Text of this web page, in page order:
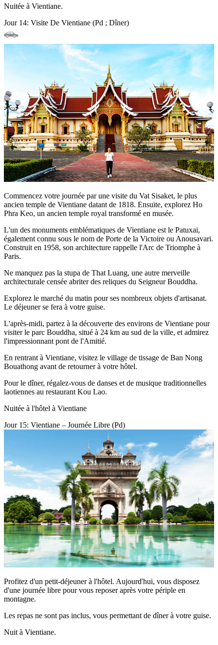
Nuitée à Vientiane.
Jour 14: Visite De Vientiane (Pd ; Dîner)
Commencez votre journée par une visite du Vat Sisaket, le plus
ancien temple de Vientiane datant de 1818. Ensuite, explorez Ho
Phra Keo, un ancien temple royal transformé en musée.
L'un des monuments emblématiques de Vientiane est le Patuxai,
également connu sous le nom de Porte de la Victoire ou Anousavari.
Construit en 1958, son architecture rappelle l'Arc de Triomphe à
Paris.
Ne manquez pas la stupa de That Luang, une autre merveille
architecturale censée abriter des reliques du Seigneur Bouddha.
Explorez le marché du matin pour ses nombreux objets d'artisanat.
Le déjeuner se fera à votre guise.
L'après-midi, partez à la découverte des environs de Vientiane pour
visiter le parc Bouddha, situé à 24 km au sud de la ville, et admirez
l'impressionnant pont de l'Amitié.
En rentrant à Vientiane, visitez le village de tissage de Ban Nong
Bouathong avant de retourner à votre hôtel.
Pour le dîner, régalez-vous de danses et de musique traditionnelles
laotiennes au restaurant Kou Lao.
Nuitée à l'hôtel à Vientiane
Jour 15: Vientiane – Journée Libre (Pd)
Profitez d'un petit-déjeuner à l'hôtel. Aujourd'hui, vous disposez
d'une journée libre pour vous reposer après votre périple en
montagne.
Les repas ne sont pas inclus, vous permettant de dîner à votre guise.
Nuit à Vientiane.